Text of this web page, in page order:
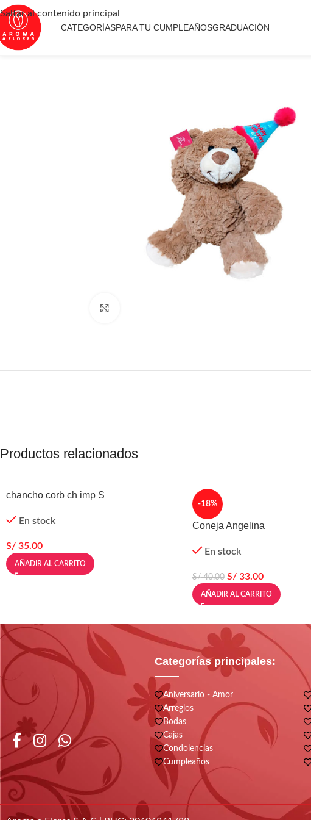
Saltar al contenido principal
CATEGORÍASPARA TU CUMPLEAÑOSGRADUACIÓN
Productos relacionados
chancho corb ch imp S
En stock
S/ 35.00
AÑADIR AL CARRITO
-18%
Coneja Angelina
En stock
S/40.00 S/33.00
AÑADIR AL CARRITO
Categorías principales:
Aniversario - Amor
Arreglos
Bodas
Cajas
Condolencias
Cumpleaños